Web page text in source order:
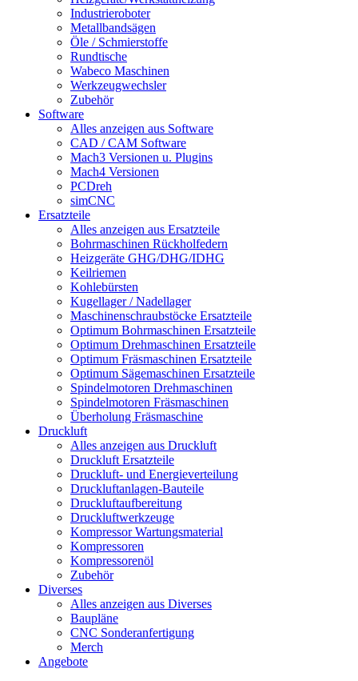
Industrieroboter
Metallbandsägen
Öle / Schmierstoffe
Rundtische
Wabeco Maschinen
Werkzeugwechsler
Zubehör
Software
Alles anzeigen aus Software
CAD / CAM Software
Mach3 Versionen u. Plugins
Mach4 Versionen
PCDreh
simCNC
Ersatzteile
Alles anzeigen aus Ersatzteile
Bohrmaschinen Rückholfedern
Heizgeräte GHG/DHG/IDHG
Keilriemen
Kohlebürsten
Kugellager / Nadellager
Maschinenschraubstöcke Ersatzteile
Optimum Bohrmaschinen Ersatzteile
Optimum Drehmaschinen Ersatzteile
Optimum Fräsmaschinen Ersatzteile
Optimum Sägemaschinen Ersatzteile
Spindelmotoren Drehmaschinen
Spindelmotoren Fräsmaschinen
Überholung Fräsmaschine
Druckluft
Alles anzeigen aus Druckluft
Druckluft Ersatzteile
Druckluft- und Energieverteilung
Druckluftanlagen-Bauteile
Druckluftaufbereitung
Druckluftwerkzeuge
Kompressor Wartungsmaterial
Kompressoren
Kompressorenöl
Zubehör
Diverses
Alles anzeigen aus Diverses
Baupläne
CNC Sonderanfertigung
Merch
Angebote